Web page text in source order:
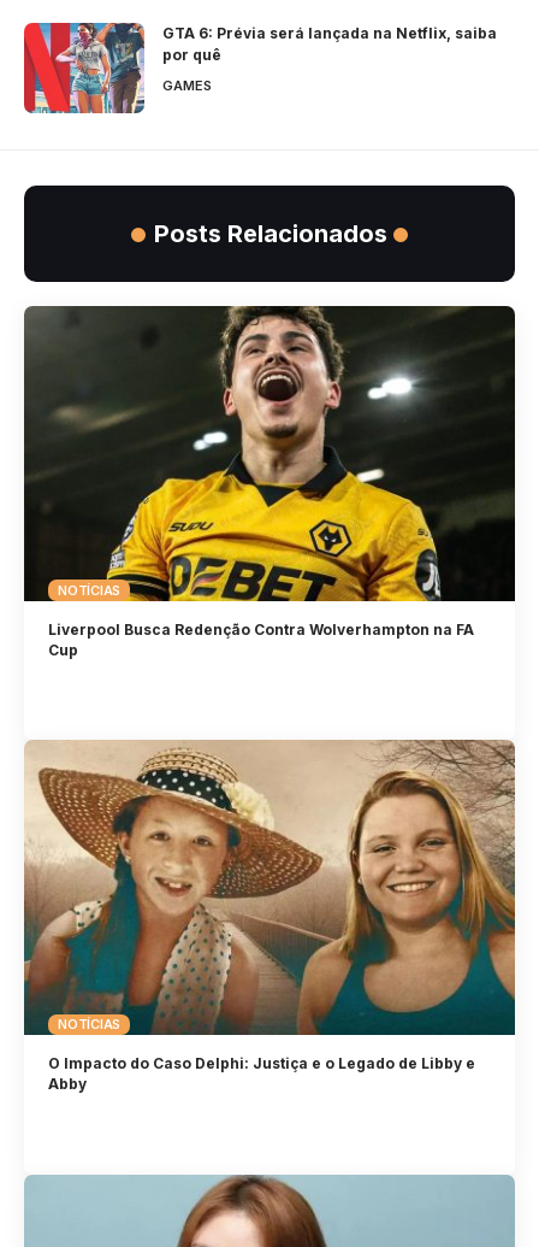
GTA 6: Prévia será lançada na Netflix, saiba
por quê
GAMES
Posts Relacionados
NOTÍCIAS
Liverpool Busca Redenção Contra Wolverhampton na FA
Cup
NOTÍCIAS
O Impacto do Caso Delphi: Justiça e o Legado de Libby e
Abby